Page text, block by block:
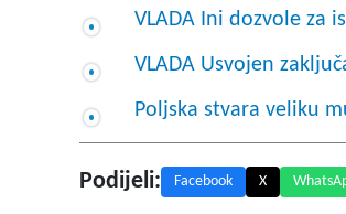
VLADA Ini dozvole za
VLADA Usvojen
Poljska stvara veliku
Podijeli: Facebook X